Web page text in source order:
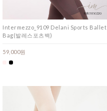
Intermezzo_9109 Delani Sports Ballet
Bag(발레스포츠백)
59,000원